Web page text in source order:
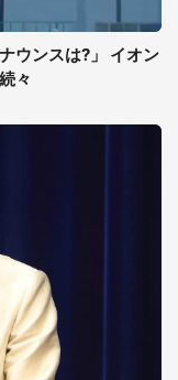
ウンスは?」 イオン
々